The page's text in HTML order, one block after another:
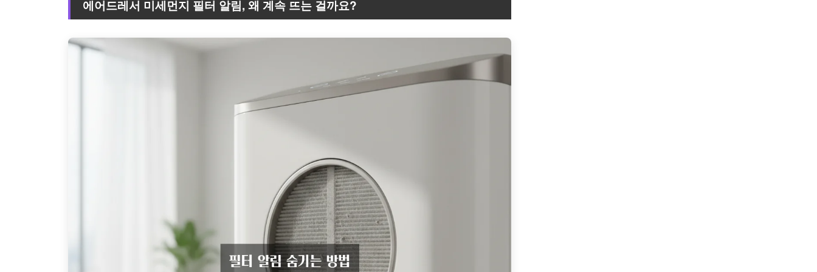
에어드레서 미세먼지 필터 알림, 왜 계속 뜨는 걸까요?